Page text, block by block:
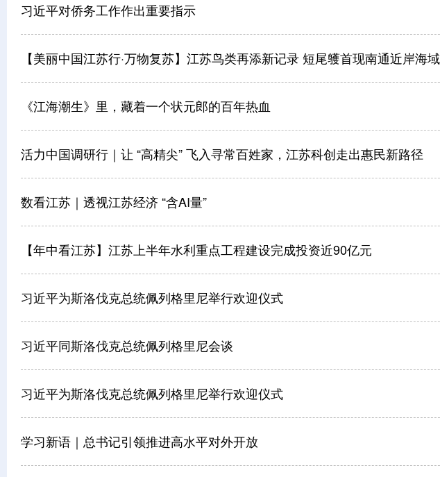
习近平对侨务工作作出重要指示
【美丽中国江苏行·万物复苏】江苏鸟类再添新记录 短尾鹱首现南通近岸海域
《江海潮生》里，藏着一个状元郎的百年热血
活力中国调研行｜让 “高精尖” 飞入寻常百姓家，江苏科创走出惠民新路径
数看江苏｜透视江苏经济 “含AI量”
【年中看江苏】江苏上半年水利重点工程建设完成投资近90亿元
习近平为斯洛伐克总统佩列格里尼举行欢迎仪式
习近平同斯洛伐克总统佩列格里尼会谈
习近平为斯洛伐克总统佩列格里尼举行欢迎仪式
学习新语｜总书记引领推进高水平对外开放